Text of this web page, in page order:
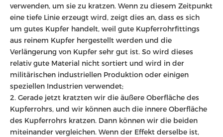
verwenden, um sie zu kratzen. Wenn zu diesem Zeitpunkt
eine tiefe Linie erzeugt wird, zeigt dies an, dass es sich
um gutes Kupfer handelt, weil gute Kupferrohrfittings
aus reinem Kupfer hergestellt werden und die
Verlängerung von Kupfer sehr gut ist. So wird dieses
relativ gute Material nicht sortiert und wird in der
militärischen industriellen Produktion oder einigen
speziellen Industrien verwendet;
2. Gerade jetzt kratzten wir die äußere Oberfläche des
Kupferrohrs, und wir können auch die innere Oberfläche
des Kupferrohrs kratzen. Dann können wir die beiden
miteinander vergleichen. Wenn der Effekt derselbe ist,